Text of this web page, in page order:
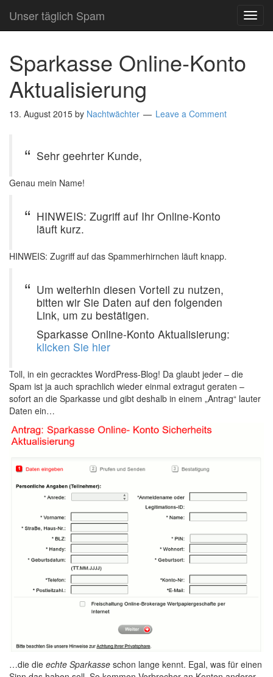
Unser täglich Spam
Sparkasse Online-Konto
Aktualisierung
13. August 2015 by Nachtwächter Leave a Comment
Sehr geehrter Kunde,
Genau mein Name!
HINWEIS: Zugriff auf Ihr Online-Konto
läuft kurz.
HINWEIS: Zugriff auf das Spammerhirnchen läuft knapp.
Um weiterhin diesen Vorteil zu nutzen,
bitten wir Sie Daten auf den folgenden
Link, um zu bestätigen.
Sparkasse Online-Konto Aktualisierung:
klicken Sie hier
Toll, in ein gecracktes WordPress-Blog! Da glaubt jeder – die
Spam ist ja auch sprachlich wieder einmal extragut geraten –
sofort an die Sparkasse und gibt deshalb in einem „Antrag“ lauter
Daten ein…
…die die echte Sparkasse schon lange kennt. Egal, was für einen